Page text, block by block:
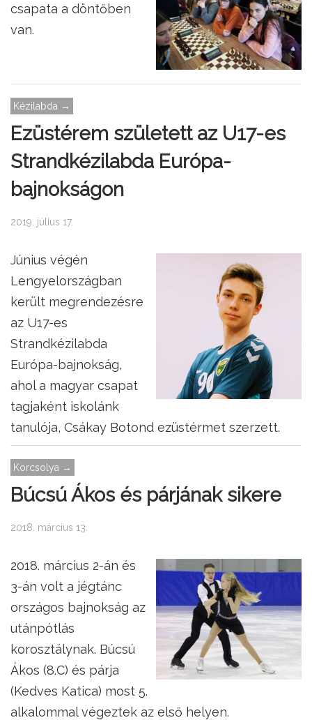
csapata a döntőben
van.
Kézilabda →
Ezüstérem született az U17-es
Strandkézilabda Európa-
bajnokságon
2019. július 17.
Június végén
Lengyelországban
került megrendezésre
az U17-es
Strandkézilabda
Európa-bajnokság,
ahol a magyar csapat
tagjaként iskolánk
tanulója, Csákay Botond ezüstérmet szerzett.
Korcsolya →
Búcsú Ákos és párjának sikere
2018. március 13.
2018. március 2-án és
3-án volt a jégtánc
országos bajnokság az
utánpótlás
korosztálynak. Búcsú
Ákos (8.C) és párja
(Kedves Katica) most 5.
alkalommal végeztek az első helyen.